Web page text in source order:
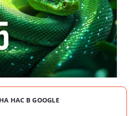
НАС В GOOGLE